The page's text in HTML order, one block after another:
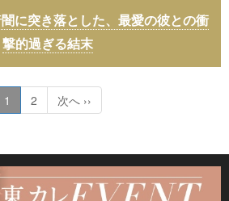
に突き落とした、最愛の彼との衝
撃的過ぎる結末
1 2 次へ ››